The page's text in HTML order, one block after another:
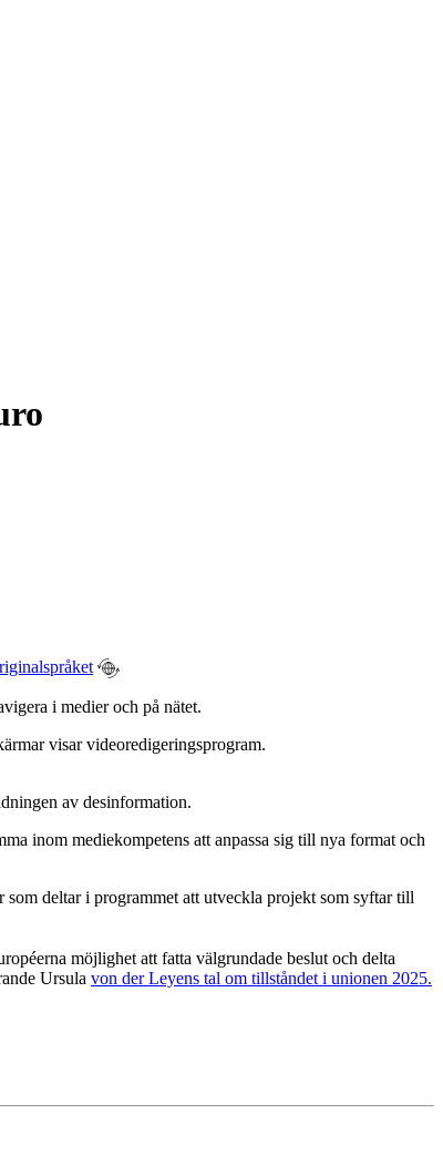
i medier och på nätet.
av desinformation.
inom mediekompetens att anpassa sig till nya format och
deltar i programmet att utveckla projekt som syftar till
möjlighet att fatta välgrundade beslut och delta
Ursula von der Leyens tal om tillståndet i unionen 2025.